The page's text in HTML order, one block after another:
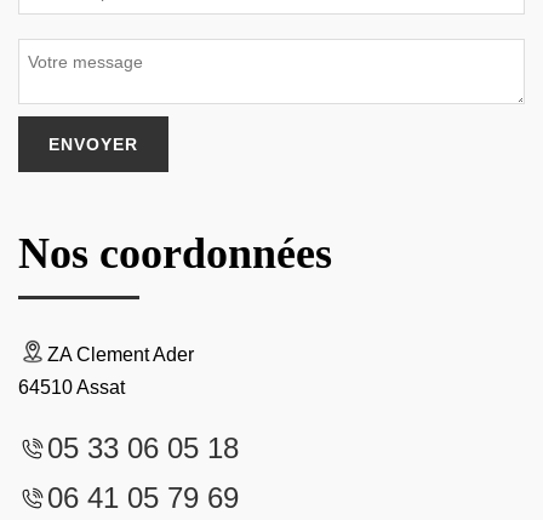
Nos coordonnées
ZA Clement Ader
64510 Assat
05 33 06 05 18
06 41 05 79 69